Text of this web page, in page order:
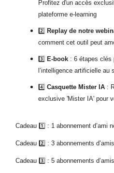
Profitez d'un accès
plateforme e-learning
2️⃣ Replay de notre
comment cet outil peut
3️⃣ E-book : 6 étapes clés
l’intelligence artificielle au
4️⃣ Casquette Mister IA :
exclusive 'Mister IA' pour
Cadeau 1️⃣ : 1 abonnement d’ami
Cadeau 2️⃣ : 3 abonnements
Cadeau 3️⃣ : 5 abonnements